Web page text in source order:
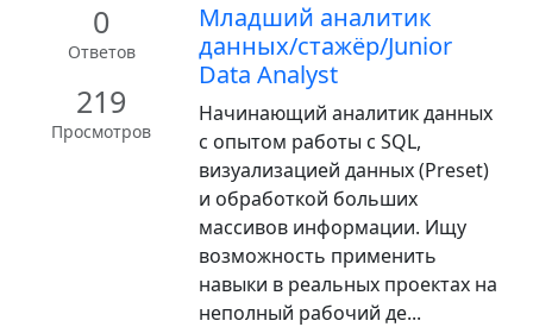
0
Ответов
219
Просмотров
Младший аналитик
данных/стажёр/Junior
Data Analyst
Начинающий аналитик данных
с опытом работы с SQL,
визуализацией данных (Preset)
и обработкой больших
массивов информации. Ищу
возможность применить
навыки в реальных проектах на
неполный рабочий де...